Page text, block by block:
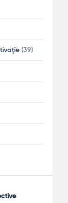
(39)